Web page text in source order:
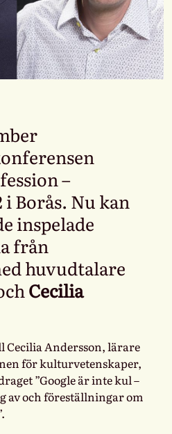
–
Borås. Nu kan
inspelade
från
huvudtalare
Cecilia
Andersson, lärare
för kulturvetenskaper,
”Google är inte kul –
av och föreställningar om